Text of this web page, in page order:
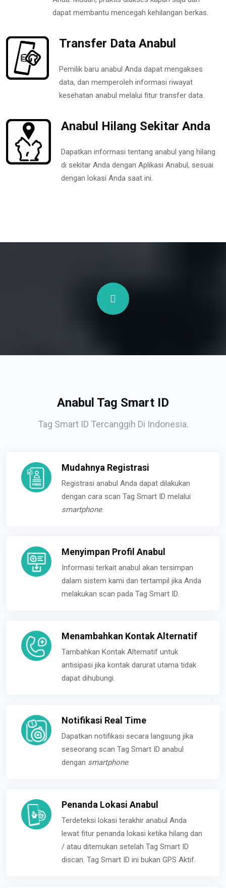
dapat membantu mencegah kehilangan berkas.
Transfer Data Anabul
Pemilik baru anabul Anda dapat mengakses
data, dan memperoleh informasi riwayat
kesehatan anabul melalui fitur transfer data.
Anabul Hilang Sekitar Anda
Dapatkan informasi tentang anabul yang hilang
di sekitar Anda dengan Aplikasi Anabul, sesuai
dengan lokasi Anda saat ini.
Anabul Tag Smart ID
Tag Smart ID Tercanggih Di Indonesia.
Mudahnya Registrasi
Registrasi anabul Anda dapat dilakukan
dengan cara scan Tag Smart ID melalui
smartphone.
Menyimpan Profil Anabul
Informasi terkait anabul akan tersimpan
dalam sistem kami dan tertampil jika Anda
melakukan scan pada Tag Smart ID.
Menambahkan Kontak Alternatif
Tambahkan Kontak Alternatif untuk
antisipasi jika kontak darurat utama tidak
dapat dihubungi.
Notifikasi Real Time
Dapatkan notifikasi secara langsung jika
seseorang scan Tag Smart ID anabul
dengan smartphone.
Penanda Lokasi Anabul
Terdeteksi lokasi terakhir anabul Anda
lewat fitur penanda lokasi ketika hilang dan
/ atau ditemukan setelah Tag Smart ID
discan. Tag Smart ID ini bukan GPS Aktif.